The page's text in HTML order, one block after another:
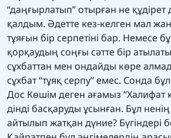
“даңғырлатып” отырған не
қалдым. Әдетте кез-келген мал
тұяғын бір серпетіні бар. Немесе
қорқаудың соңғы сәтте бір
сұхбаттан мен ондайды көре
сұхбат “тұяқ серпу” емес. Сонда
Дос Көшім деген ағамыз “Халифат
дінді басқаруды ұсынған. Бұл ненің
айтылып жатқан дүние? Бүгіндері